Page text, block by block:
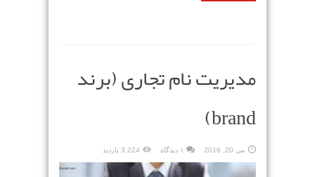
مدیریت نام تجاری (برند
brand)
می 20, 2016 ۱ دیدگاه 3,224 بازدید